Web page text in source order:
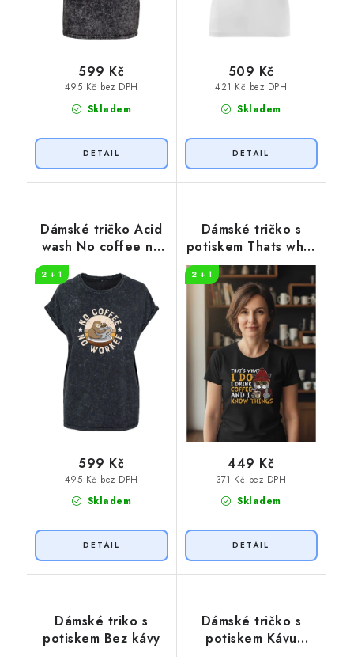
Skladem
495 Kč bez DPH
599 Kč
Skladem
421 Kč bez DPH
509 Kč
Dámské tričko Acid
wash No coffee no
2 + 1
Skladem
495 Kč bez DPH
599 Kč
Dámské tričko s
potiskem Thats what
i do
2 + 1
Skladem
371 Kč bez DPH
449 Kč
Dámské triko s
potiskem Bez kávy
Dámské tričko s
potiskem Kávu